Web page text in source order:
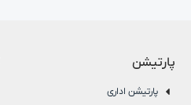
پارتیشن
پارتیشن اداری